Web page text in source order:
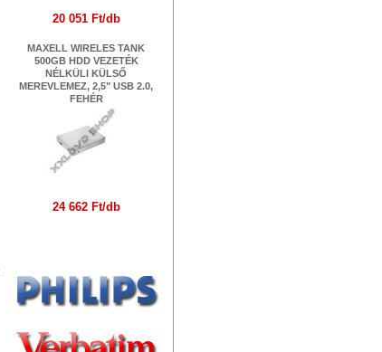
20 051 Ft/db
MAXELL WIRELES TANK
500GB HDD VEZETÉK
NÉLKÜLI KÜLSŐ
MEREVLEMEZ, 2,5" USB 2.0,
FEHÉR
24 662 Ft/db